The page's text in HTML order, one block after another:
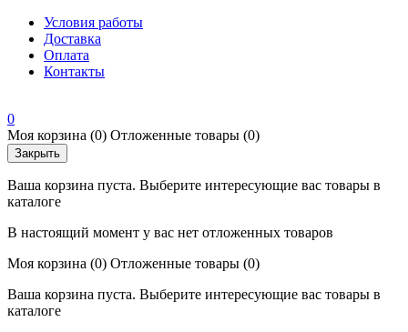
Условия работы
Доставка
Оплата
Контакты
0
Моя корзина (0) Отложенные товары (0)
Закрыть
Ваша корзина пуста. Выберите интересующие вас товары в
каталоге
В настоящий момент у вас нет отложенных товаров
Моя корзина (0) Отложенные товары (0)
Ваша корзина пуста. Выберите интересующие вас товары в
каталоге